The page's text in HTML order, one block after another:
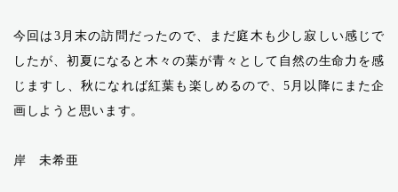
今回は3月末の訪問だったので、まだ庭木も少し寂しい感じで
したが、初夏になると木々の葉が青々として自然の生命力を感
じますし、秋になれば紅葉も楽しめるので、5月以降にまた企
画しようと思います。
岸 未希亜